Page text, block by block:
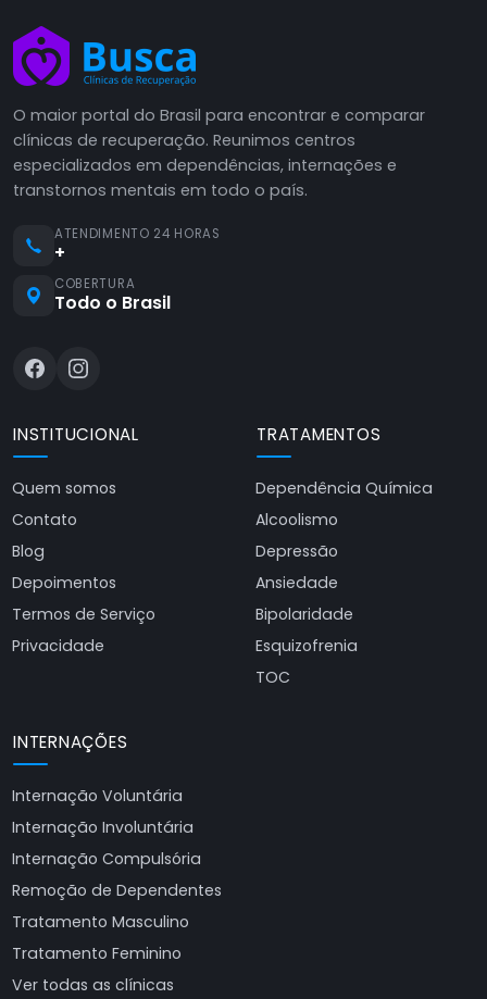
O maior portal do Brasil para encontrar e comparar
clínicas de recuperação. Reunimos centros
especializados em dependências, internações e
transtornos mentais em todo o país.
ATENDIMENTO 24 HORAS
+
COBERTURA
Todo o Brasil
INSTITUCIONAL
Quem somos
Contato
Blog
Depoimentos
Termos de Serviço
Privacidade
TRATAMENTOS
Dependência Química
Alcoolismo
Depressão
Ansiedade
Bipolaridade
Esquizofrenia
TOC
INTERNAÇÕES
Internação Voluntária
Internação Involuntária
Internação Compulsória
Remoção de Dependentes
Tratamento Masculino
Tratamento Feminino
Ver todas as clínicas